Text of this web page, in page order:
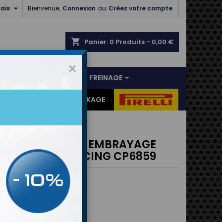
Bienvenue, Connexion ou Créez votre compte

shopping_cart Panier: 0 Produits - 0,00 €
LIAISON AU SOL & FREINAGE
CADEAUX DESTOCKAGE
RACING CP6859
/ RECEPTEUR D EMBRAYAGE
AP RACING CP6859
en aluminium
86 bars
fixé par l'intérieur
×